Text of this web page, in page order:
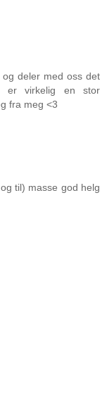
deler med oss det
er virkelig en stor
fra meg <3
til) masse god helg